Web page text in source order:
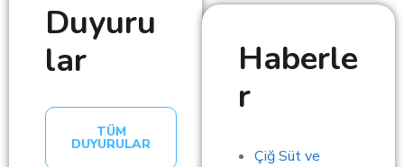
Duyuru
lar
TÜM
DUYURULAR
Haberle
r
Çiğ Süt ve